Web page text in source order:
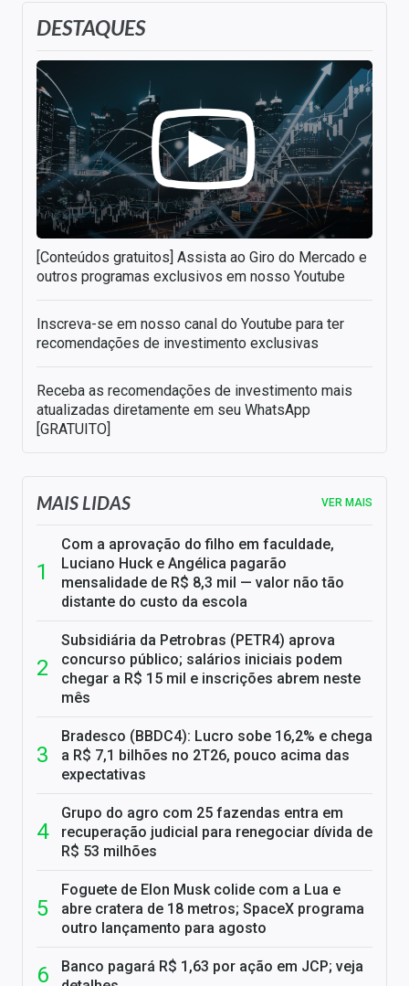
DESTAQUES
[Conteúdos gratuitos] Assista ao Giro do Mercado e
outros programas exclusivos em nosso Youtube
Inscreva-se em nosso canal do Youtube para ter
recomendações de investimento exclusivas
Receba as recomendações de investimento mais
atualizadas diretamente em seu WhatsApp
[GRATUITO]
MAIS LIDAS VER MAIS
Com a aprovação do filho em faculdade,
Luciano Huck e Angélica pagarão
mensalidade de R$ 8,3 mil — valor não tão
distante do custo da escola
Subsidiária da Petrobras (PETR4) aprova
concurso público; salários iniciais podem
chegar a R$ 15 mil e inscrições abrem neste
mês
Bradesco (BBDC4): Lucro sobe 16,2% e chega
a R$ 7,1 bilhões no 2T26, pouco acima das
expectativas
Grupo do agro com 25 fazendas entra em
recuperação judicial para renegociar dívida de
R$ 53 milhões
Foguete de Elon Musk colide com a Lua e
abre cratera de 18 metros; SpaceX programa
outro lançamento para agosto
Banco pagará R$ 1,63 por ação em JCP; veja